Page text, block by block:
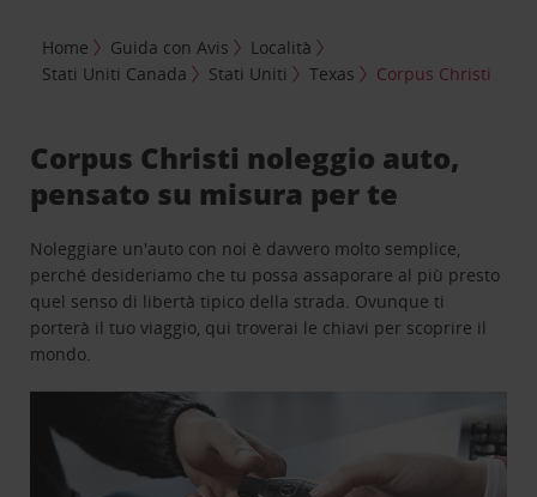
Home Guida con Avis
Località
Stati Uniti Canada
Stati Uniti Texas Corpus Christi
Corpus Christi noleggio auto,
pensato su misura per te
Noleggiare un'auto con noi è davvero molto semplice,
perché desideriamo che tu possa assaporare al più presto
quel senso di libertà tipico della strada. Ovunque ti
porterà il tuo viaggio, qui troverai le chiavi per scoprire il
mondo.